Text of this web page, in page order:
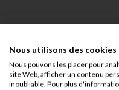
Nous utilisons des cookies
Nous pouvons les placer pour
site Web, afficher un contenu
inoubliable. Pour plus